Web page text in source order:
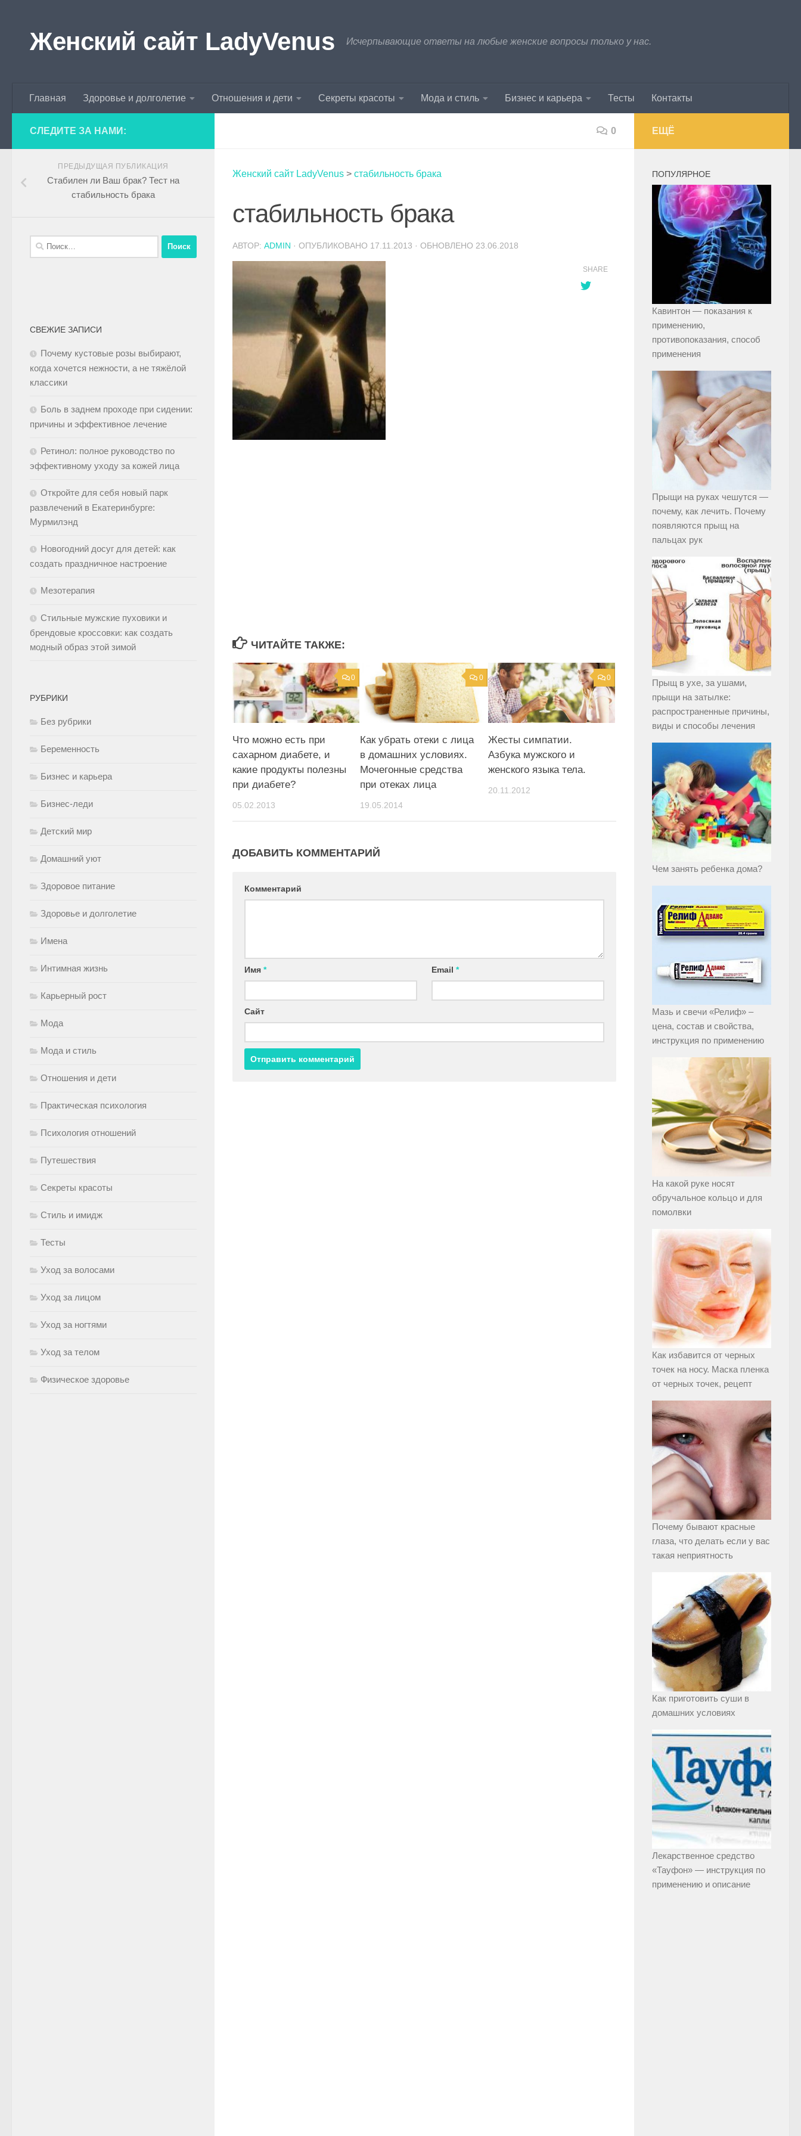
Женский сайт LadyVenus Исчерпывающие ответы на любые женские вопросы только у нас.
Главная Здоровье и долголетие Отношения и дети Секреты красоты Мода и стиль Бизнес и карьера Тесты Контакты
0
Женский сайт LadyVenus > стабильность брака
стабильность брака
АВТОР: ADMIN · ОПУБЛИКОВАНО 17.11.2013 · ОБНОВЛЕНО 23.06.2018
SHARE
ЧИТАЙТЕ ТАКЖЕ:
0
Что можно есть при
сахарном диабете, и
какие продукты полезны
при диабете?
05.02.2013
0
Как убрать отеки с лица
в домашних условиях.
Мочегонные средства
при отеках лица
19.05.2014
0
Жесты симпатии.
Азбука мужского и
женского языка тела.
20.11.2012
ДОБАВИТЬ КОММЕНТАРИЙ
Комментарий
Имя * Email*
Сайт
СЛЕДИТЕ ЗА НАМИ:
ПРЕДЫДУЩАЯ ПУБЛИКАЦИЯ
Стабилен ли Ваш брак? Тест на
стабильность брака
СВЕЖИЕ ЗАПИСИ
Почему кустовые розы выбирают,
когда хочется нежности, а не тяжёлой
классики
Боль в заднем проходе при сидении:
причины и эффективное лечение
Ретинол: полное руководство по
эффективному уходу за кожей лица
Откройте для себя новый парк
развлечений в Екатеринбурге:
Мурмилэнд
Новогодний досуг для детей: как
создать праздничное настроение
Мезотерапия
Стильные мужские пуховики и
брендовые кроссовки: как создать
модный образ этой зимой
РУБРИКИ
Без рубрики
Беременность
Бизнес и карьера
Бизнес-леди
Детский мир
Домашний уют
Здоровое питание
Здоровье и долголетие
Имена
Интимная жизнь
Карьерный рост
Мода
Мода и стиль
Отношения и дети
Практическая психология
Психология отношений
Путешествия
Секреты красоты
Стиль и имидж
Тесты
Уход за волосами
Уход за лицом
Уход за ногтями
Уход за телом
Физическое здоровье
ЕЩЁ
ПОПУЛЯРНОЕ
Кавинтон — показания к
применению,
противопоказания, способ
применения
Прыщи на руках чешутся —
почему, как лечить. Почему
появляются прыщ на
пальцах рук
Прыщ в ухе, за ушами,
прыщи на затылке:
распространенные причины,
виды и способы лечения
Чем занять ребенка дома?
Мазь и свечи «Релиф» –
цена, состав и свойства,
инструкция по применению
На какой руке носят
обручальное кольцо и для
помолвки
Как избавится от черных
точек на носу. Маска пленка
от черных точек, рецепт
Почему бывают красные
глаза, что делать если у вас
такая неприятность
Как приготовить суши в
домашних условиях
Лекарственное средство
«Тауфон» — инструкция по
применению и описание